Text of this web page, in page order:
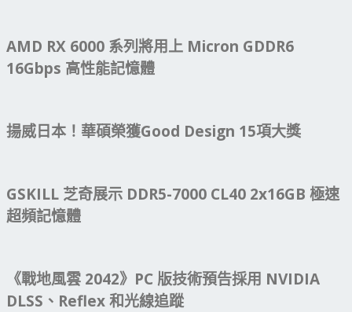
AMD RX 6000 系列將用上 Micron GDDR6
16Gbps 高性能記憶體
揚威日本！華碩榮獲Good Design 15項大獎
GSKILL 芝奇展示 DDR5-7000 CL40 2x16GB 極速
超頻記憶體
《戰地風雲 2042》PC 版技術預告採用 NVIDIA
DLSS、Reflex 和光線追蹤